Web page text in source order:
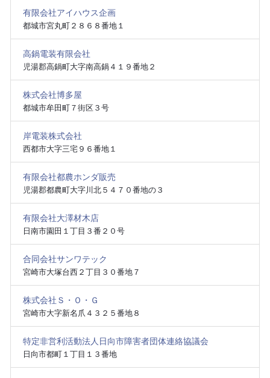
有限会社アイハウス企画
都城市宮丸町２８６８番地１
高鍋電装有限会社
児湯郡高鍋町大字南高鍋４１９番地２
株式会社博多屋
都城市牟田町７街区３号
岸電装株式会社
西都市大字三宅９６番地１
有限会社都農ホンダ販売
児湯郡都農町大字川北５４７０番地の３
有限会社大澤材木店
日南市園田１丁目３番２０号
合同会社サンワテック
宮崎市大塚台西２丁目３０番地７
株式会社Ｓ・Ｏ・Ｇ
宮崎市大字新名爪４３２５番地８
特定非営利活動法人日向市障害者団体連絡協議会
日向市都町１丁目１３番地